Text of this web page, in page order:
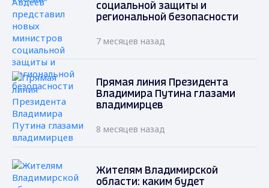
социальной защиты и
региональной безопасности
7 месяцев назад
Прямая линия Президента
Владимира Путина глазами
владимирцев
8 месяцев назад
Жителям Владимирской
области: каким будет